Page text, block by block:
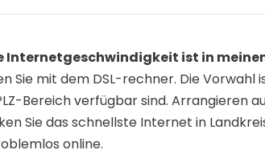
Internetgeschwindigkeit ist in
Sie mit dem DSL-rechner. Die Vorwahl
Bereich verfügbar sind. Arrangieren
Sie das schnellste Internet in
online.